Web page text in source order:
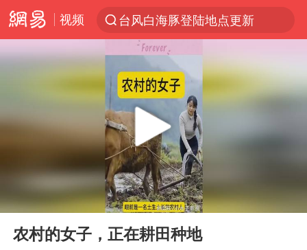
视频
台风白海豚登陆地点更新
台风白海豚进入48小时警戒线
中方回应是否在太平洋海底开采稀土
台风白海豚影响中国已成定局
看守所辅警收受10万获刑1年
多地要求领导干部带头休假
U17国足1分钟轰2球
Play
农村的女子，正在耕田种地